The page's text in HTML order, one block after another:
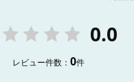
0.0
レビュー件数：0件